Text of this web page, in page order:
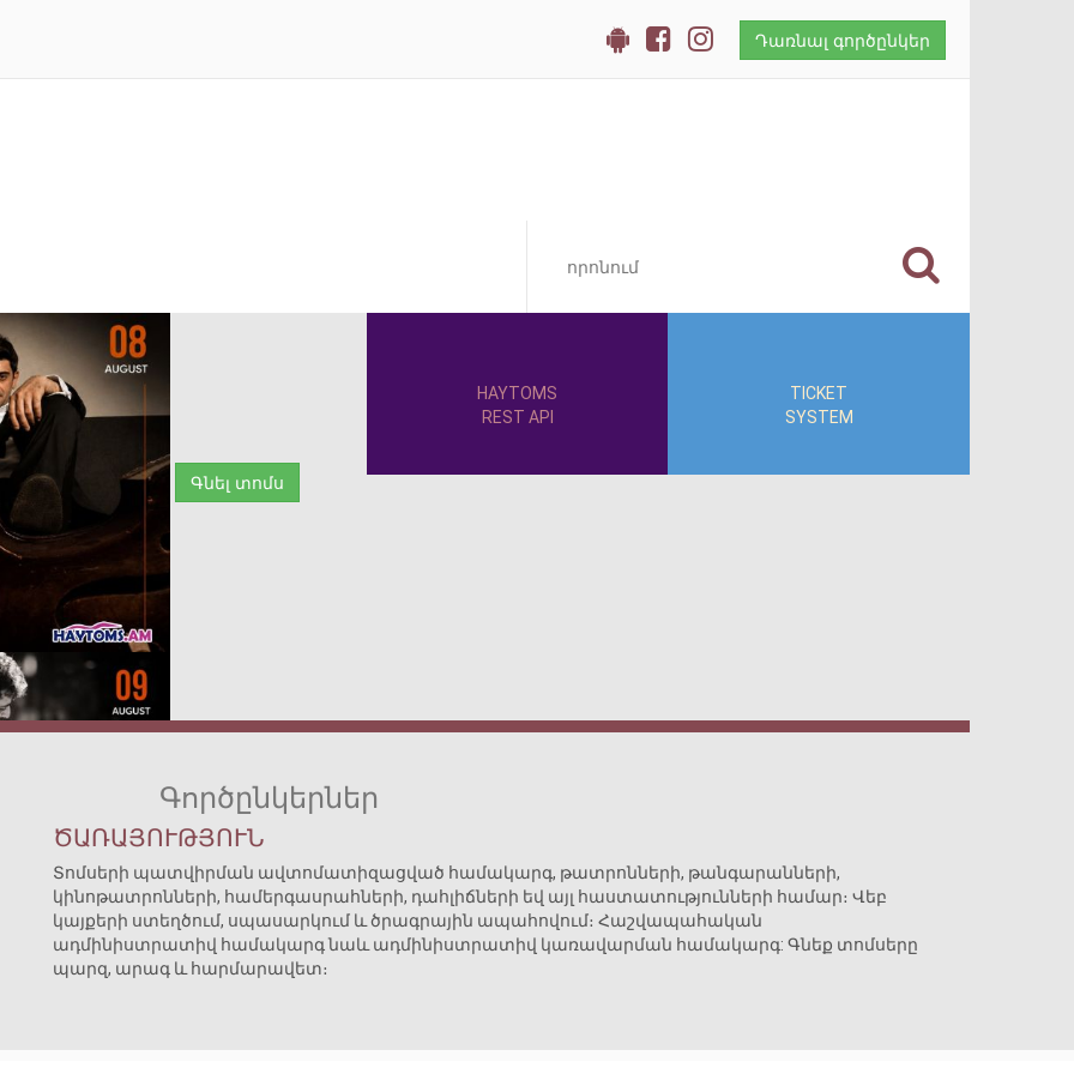
Դառնալ գործընկեր
Գնել տոմս
Գնել տոմս
HAYTOMS
REST API
TICKET
SYSTEM
Գործընկերներ
ԾԱՌԱՅՈՒԹՅՈՒՆ
Տոմսերի պատվիրման ավտոմատիզացված համակարգ, թատրոնների, թանգարանների,
կինոթատրոնների, համերգասրահների, դահլիճների եվ այլ հաստատությունների համար։ Վեբ
կայքերի ստեղծում, սպասարկում և ծրագրային ապահովում։ Հաշվապահական
ադմինիստրատիվ համակարգ նաև ադմինիստրատիվ կառավարման համակարգ: Գնեք տոմսերը
պարզ, արագ և հարմարավետ։